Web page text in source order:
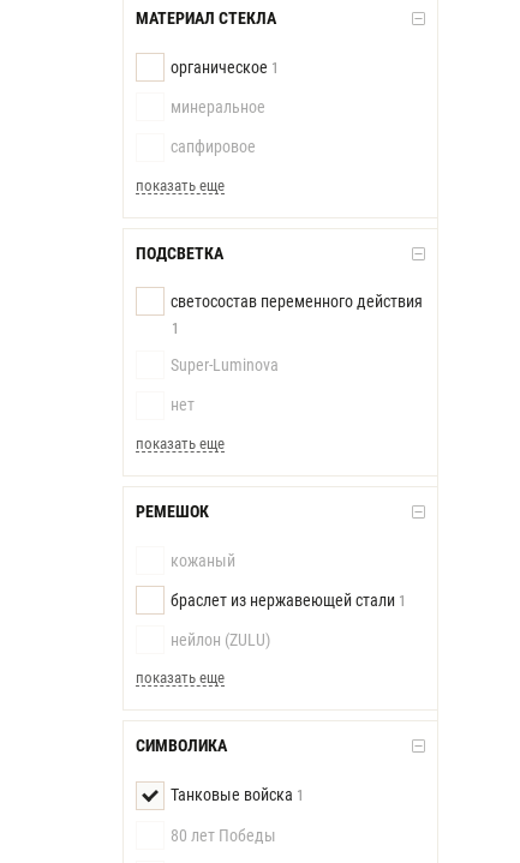
МАТЕРИАЛ СТЕКЛА
органическое 1
минеральное
сапфировое
показать еще
ПОДСВЕТКА
светосостав переменного действия
1
Super-Luminova
нет
показать еще
РЕМЕШОК
кожаный
браслет из нержавеющей стали 1
нейлон (ZULU)
показать еще
СИМВОЛИКА
Танковые войска 1
80 лет Победы